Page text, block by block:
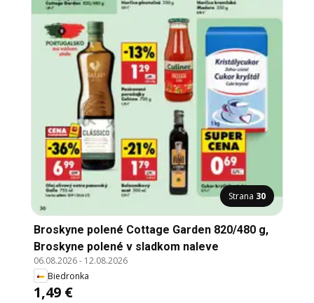
Strana 30
Broskyne polené Cottage Garden 820/480 g,
Broskyne polené v sladkom naleve
06.08.2026- 12.08.2026
Biedronka
1,49 €